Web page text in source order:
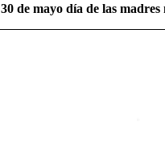
de mayo día de las madres